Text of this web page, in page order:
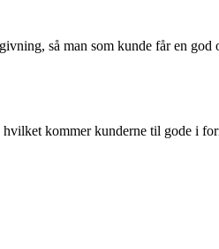
så man som kunde får en
kommer kunderne til gode i